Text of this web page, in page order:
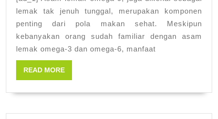
9:
Panduan
untuk
Memahami
Diet
Anda
lemak tak jenuh tunggal, merupakan komponen
penting dari pola makan sehat. Meskipun
kebanyakan orang sudah familiar dengan asam
lemak omega-3 dan omega-6, manfaat
READ MOREREAD
MORE